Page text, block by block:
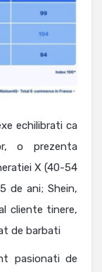
echilibrati ca
o prezenta
X (40-54
de ani; Shein,
cliente tinere,
de barbati
pasionati de